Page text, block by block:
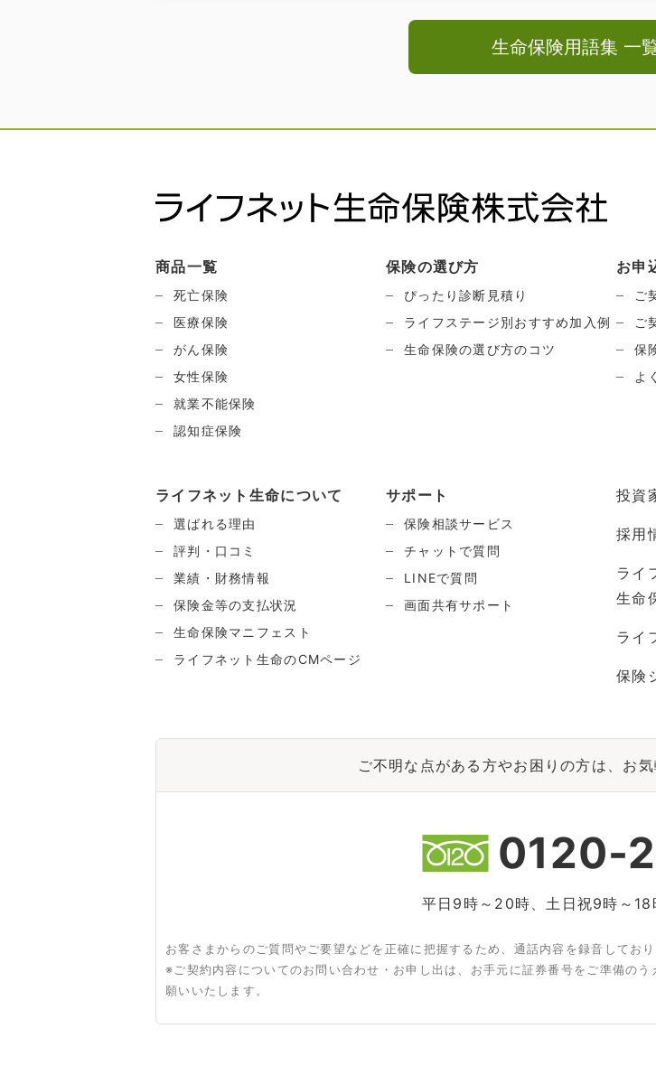
生命保険用語集 一
商品一覧
死亡保険
医療保険
がん保険
女性保険
就業不能保険
認知症保険
保険の選び方
ぴったり診断見積り
ライフステージ別おすすめ加入例
生命保険の選び方のコツ
お申
ご
ご
保
よ
ライフネット生命について
選ばれる理由
評判・口コミ
業績・財務情報
保険金等の支払状況
生命保険マニフェスト
ライフネット生命のCMページ
サポート
保険相談サービス
チャットで質問
LINEで質問
画面共有サポート
投資
採用
ライ
生命
ライ
保険
ご不明な点がある方やお困りの方は、お
0120-
平日9時～20時、土日祝9時～18
お客さまからのご質問やご要望などを正確に把握するため、通話内容を録音しており
※ご契約内容についてのお問い合わせ・お申し出は、お手元に証券番号をご準備の
願いいたします。